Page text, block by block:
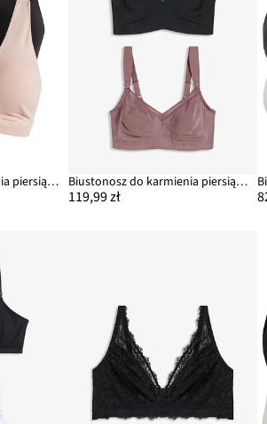
Biustonosz do karmienia piersią, bez fiszbinów, z bawełny organicznej (2 szt.) Biustonosz do karmienia piersią, bez fiszbinów, z bawełny organicznej (2 szt.)
119,99 zł